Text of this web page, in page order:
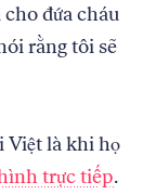
đứa cháu
rằng tôi sẽ
Việt là khi họ
trực tiếp.